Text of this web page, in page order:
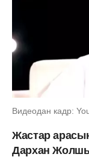
Видеодан кадр:
Жастар
Дархан